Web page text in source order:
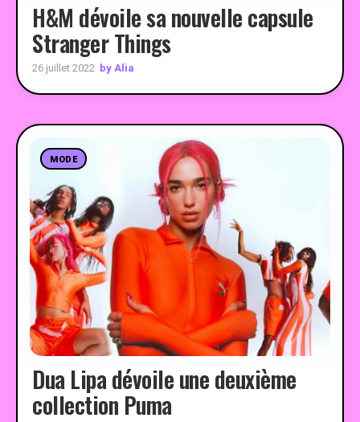
H&M dévoile sa nouvelle capsule
Stranger Things
26 juillet 2022 by Alia
MODE
Dua Lipa dévoile une deuxième
collection Puma